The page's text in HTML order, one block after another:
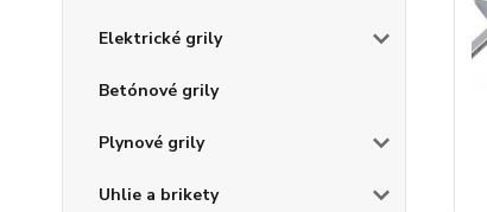
Elektrické grily
Betónové grily
Plynové grily
Uhlie a brikety